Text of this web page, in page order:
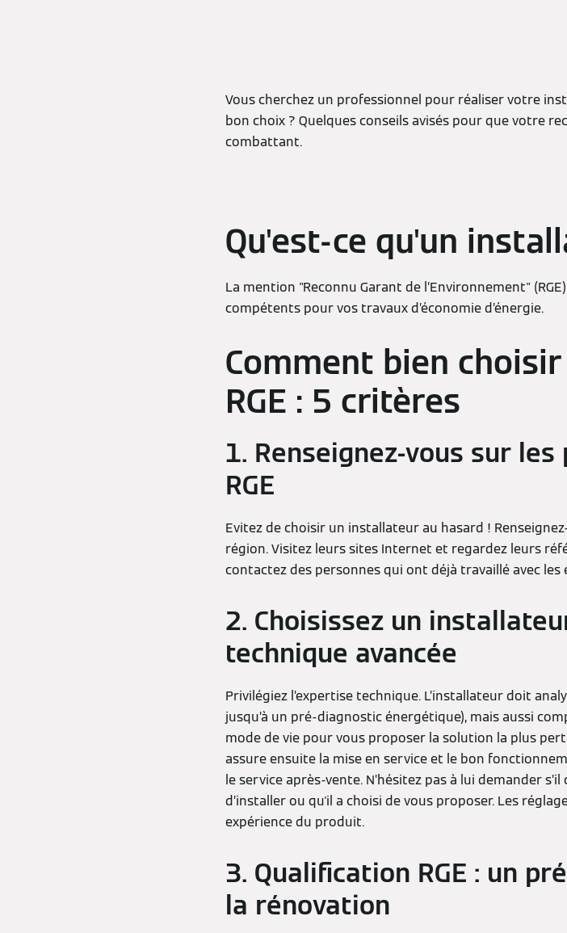
Vous cherchez un professionnel pour réaliser votre
bon choix ? Quelques conseils avisés pour que votre
combattant.
Qu'est-ce qu'un
La mention "Reconnu Garant de l’Environnement"
compétents pour vos travaux d’économie d’énergie.
Comment bien
RGE : 5 critères
1. Renseignez-vous sur
RGE
Evitez de choisir un installateur au hasard !
région. Visitez leurs sites Internet et regardez leurs
contactez des personnes qui ont déjà travaillé avec
2. Choisissez un
technique avancée
Privilégiez l’expertise technique. L’installateur doit
jusqu’à un pré-diagnostic énergétique), mais aussi
mode de vie pour vous proposer la solution la plus
assure ensuite la mise en service et le bon
le service après-vente. N’hésitez pas à lui demander
d’installer ou qu'il a choisi de vous proposer. Les
expérience du produit.
3. Qualification RGE : un
la rénovation